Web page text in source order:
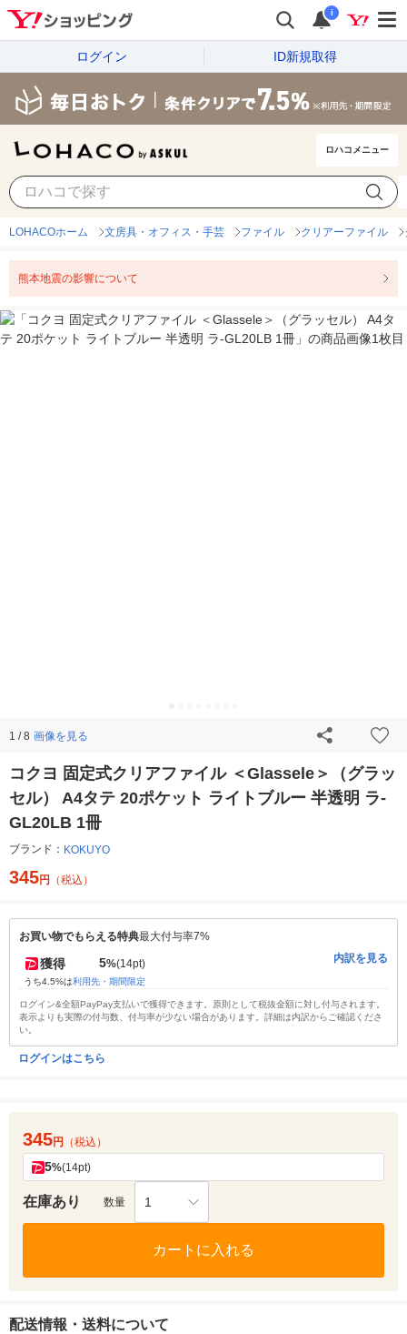
i
ログイン ID新規取得
ロハコメニュー
LOHACOホーム 文房具・オフィス・手芸 ファイル クリアーファイル
熊本地震の影響について
1 / 8 画像を見る
コクヨ 固定式クリアファイル ＜Glassele＞（グラッ
セル） A4タテ 20ポケット ライトブルー 半透明 ラ-
GL20LB 1冊
ブランド： KOKUYO
345円 （税込）
お買い物でもらえる特典最大付与率7%
獲得 5%(14pt)
うち4.5%は利用先・期間限定
内訳を見る
ログイン&全額PayPay支払いで獲得できます。原則として税抜金額に対し付与されます。
表示よりも実際の付与数、付与率が少ない場合があります。詳細は内訳からご確認くださ
い。
ログインはこちら
345円 （税込）
5%(14pt)
在庫あり 数量 1
カートに入れる
配送情報・送料について